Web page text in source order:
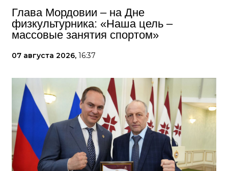
Глава Мордовии – на Дне
физкультурника: «Наша цель –
массовые занятия спортом»
07 августа 2026, 16:37